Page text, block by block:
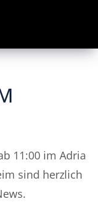
11:00 im Adria
sind herzlich